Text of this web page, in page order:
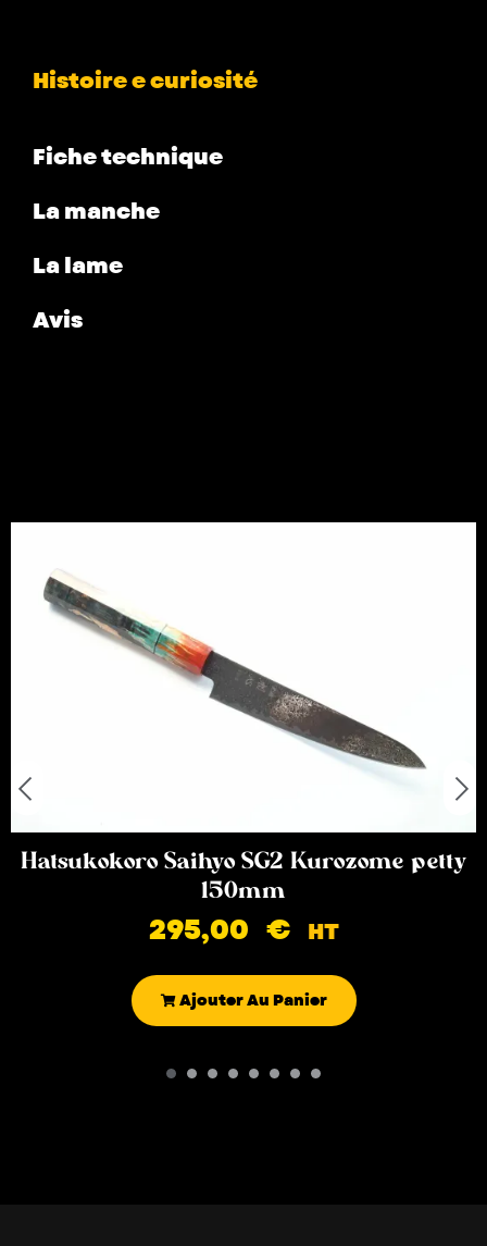
Histoire e curiosité
Fiche technique
La manche
La lame
Avis
Hatsukokoro Saihyo SG2 Kurozome petty
150mm
295,00 € HT
Ajouter Au Panier